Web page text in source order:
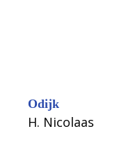
Odijk
H. Nicolaas